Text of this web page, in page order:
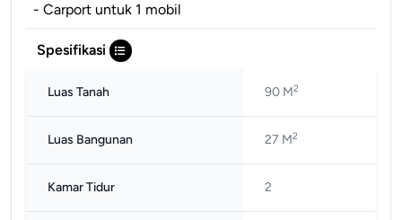
- Carport untuk 1 mobil
Spesifikasi
Luas Tanah 90 M2
Luas Bangunan 27 M2
Kamar Tidur 2